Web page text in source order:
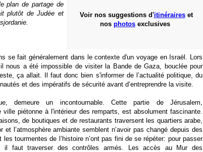
plan de partage de
plutôt de Judée et
Voir nos suggestions d'itinéraireset
nos photos exclusives
se fait généralement dans le contexte d'un voyage en Israël. Lors
nous a été impossible de visiter la Bande de Gaza, bouclée pour
ça allait. Il faut donc bien s'informer de l’actualité politique, du
et des impératifs de sécurité avant d’entreprendre la visite.
demeure un incontournable. Cette partie de Jérusalem,
piétonne à l'intérieur des remparts, est absolument fascinante.
de boutiques et de restaurants traversent les quartiers arabe,
l’atmosphère ambiante semblent n’avoir pas changé depuis des
tourmentes de l’histoire n’ont pas fini de se répéter: pour passer
il faut traverser des contrôles armés. Les accès au Mur des